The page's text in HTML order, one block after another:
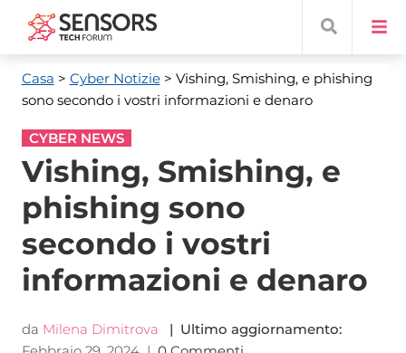
Casa > Cyber ​​Notizie> Vishing, Smishing, e phishing
sono secondo i vostri informazioni e denaro
CYBER NEWS
Vishing, Smishing, e
phishing sono
secondo i vostri
informazioni e denaro
da Milena Dimitrova
| Ultimo aggiornamento: